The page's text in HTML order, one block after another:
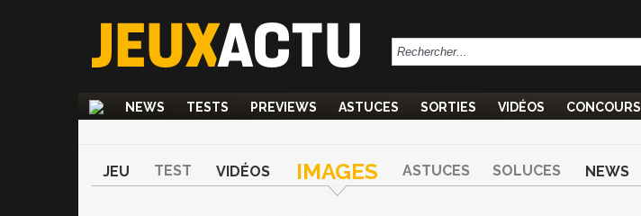
NEWS TESTS PREVIEWS ASTUCES SORTIES VIDÉOS CONCOURS
JEU TEST VIDÉOS IMAGES ASTUCES SOLUCES NEWS